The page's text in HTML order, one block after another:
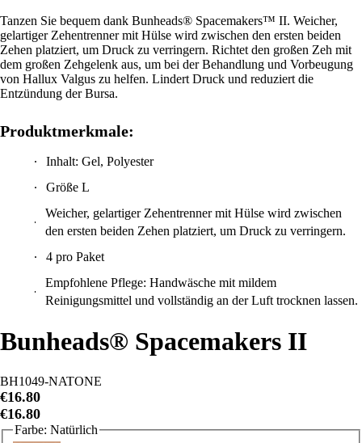
Tanzen Sie bequem dank Bunheads® Spacemakers™ II. Weicher,
gelartiger Zehentrenner mit Hülse wird zwischen den ersten beiden
Zehen platziert, um Druck zu verringern. Richtet den großen Zeh mit
dem großen Zehgelenk aus, um bei der Behandlung und Vorbeugung
von Hallux Valgus zu helfen. Lindert Druck und reduziert die
Entzündung der Bursa.
Produktmerkmale:
Inhalt: Gel, Polyester
Größe L
Weicher, gelartiger Zehentrenner mit Hülse wird zwischen
den ersten beiden Zehen platziert, um Druck zu verringern.
4 pro Paket
Empfohlene Pflege: Handwäsche mit mildem
Reinigungsmittel und vollständig an der Luft trocknen lassen.
Bunheads® Spacemakers II
BH1049-NATONE
€16.80
€16.80
4Bewertungen